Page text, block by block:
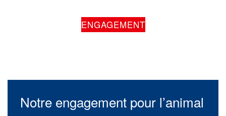
ENGAGEMENT
Notre engagement pour l’animal